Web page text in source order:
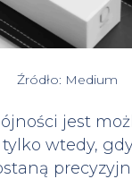
Źródło: Medium
jest
wtedy,